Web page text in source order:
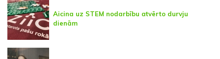
Aicina uz STEM nodarbību atvērto durvju
dienām